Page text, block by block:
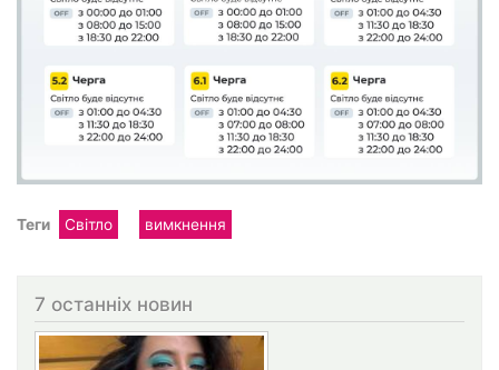
Теги Світло вимкнення
7 останніх новин